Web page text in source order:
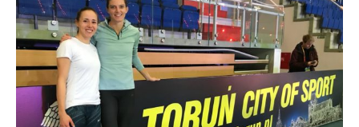
TOUS SUPPORTERS D’ATHLE.CH !
PUBLICITÉ
CHARTE ÉDITORIALE
NOUS CONTACTER
POURQUOI ATHLE.CH ?
ATHLE.CH RÉGIONS | GENÈVE
ATHLE.CH RÉGIONS | JURA
ATHLE.CH RÉGIONS | VAUD
TIMELINE
BIOGRAPHIES
HIGHLIGHTS
LIVRES